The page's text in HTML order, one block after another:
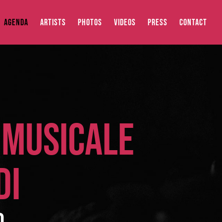
AGENDA ARTISTS PHOTOS VIDEOS PRESS CONTACT